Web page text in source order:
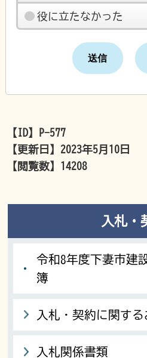
役に立たなかった
【ID】
P-577
【更新日】 2023年5月10日
【閲覧数】 14208
入札・
令和8年度下妻市建
簿
入札・契約に関す
入札関係書類